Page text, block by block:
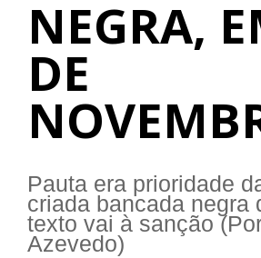
NEGRA,
DE
Pauta era prioridade
criada bancada negra
texto vai à sanção
Azevedo)